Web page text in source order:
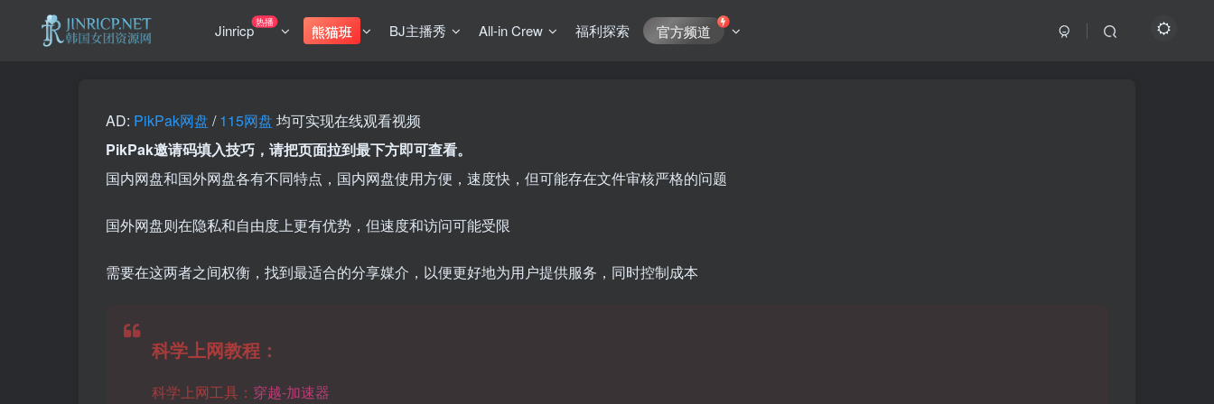
Jinricp热播
熊猫班 BJ主播秀 All-in Crew 福利探索 官方频道
AD: PikPak网盘 /115网盘 均可实现在线观看视频
PikPak邀请码填入技巧，请把页面拉到最下方即可查看。
国内网盘和国外网盘各有不同特点，国内网盘使用方便，速度快，但可能存在文件审核严格的问题
国外网盘则在隐私和自由度上更有优势，但速度和访问可能受限
需要在这两者之间权衡，找到最适合的分享媒介，以便更好地为用户提供服务，同时控制成本
科学上网教程：
科学上网工具： 穿越-加速器